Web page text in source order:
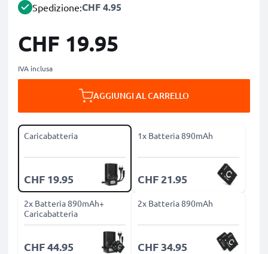
Spedizione:CHF 4.95
CHF 19.95
IVA inclusa
AGGIUNGI AL CARRELLO
Caricabatteria
CHF 19.95
1x Batteria 890mAh
CHF 21.95
2x Batteria 890mAh+
Caricabatteria
CHF 44.95
2x Batteria 890mAh
CHF 34.95